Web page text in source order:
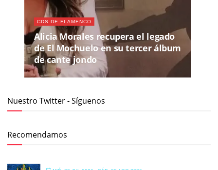
CDS DE FLAMENCO
Alicia Morales recupera el legado
de El Mochuelo en su tercer álbum
de cante jondo
Nuestro Twitter - Síguenos
Recomendamos